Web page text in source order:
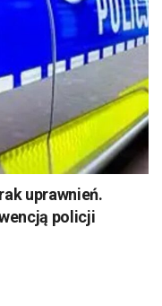
uprawnień.
policji